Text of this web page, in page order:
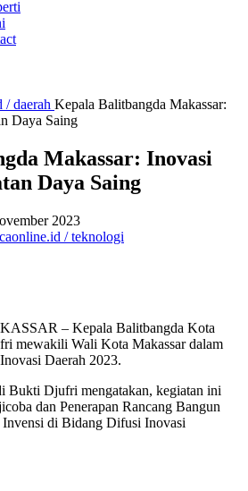
/ daerah Kepala Balitbangda Makassar:
Daya Saing
Makassar: Inovasi
Daya Saing
2023
/ teknologi
– Kepala Balitbangda Kota
mewakili Wali Kota Makassar dalam
Daerah 2023.
Bukti Djufri mengatakan, kegiatan ini
dan Penerapan Rancang Bangun
di Bidang Difusi Inovasi